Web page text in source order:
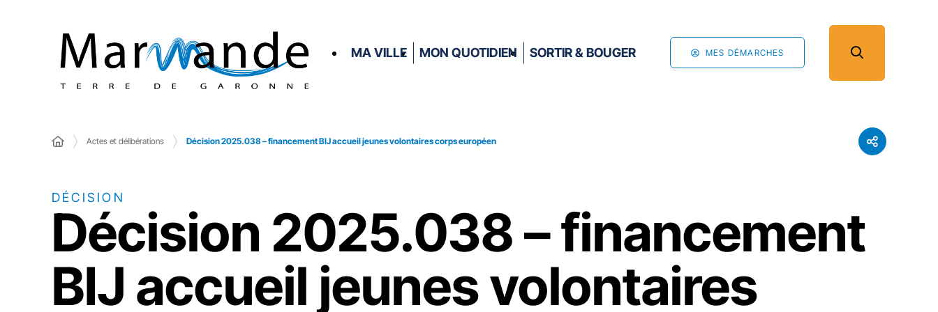
MA VILLE MON QUOTIDIEN SORTIR & BOUGER MES DÉMARCHES
Actes et délibérations Décision 2025.038 – financement BIJ accueil jeunes volontaires corps européen
DÉCISION
Décision 2025.038 – financement
BIJ accueil jeunes volontaires